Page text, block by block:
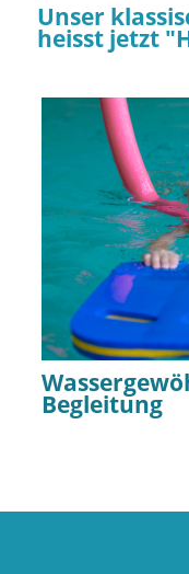
Unser
heisst jetzt
Begleitung